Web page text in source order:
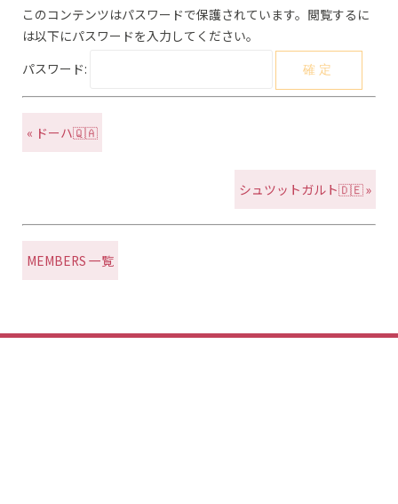
このコンテンツはパスワードで保護されています。閲覧するに
は以下にパスワードを入力してください。
パスワード:
« ドーハ🇶🇦
シュツットガルト🇩🇪 »
MEMBERS 一覧